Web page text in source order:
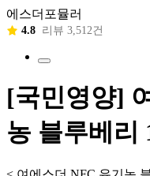
에스더포뮬러
4.8 리뷰 3,512건
[국민영양]
농 블루베리